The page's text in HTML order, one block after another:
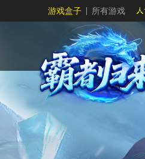
游戏盒子 所有游戏